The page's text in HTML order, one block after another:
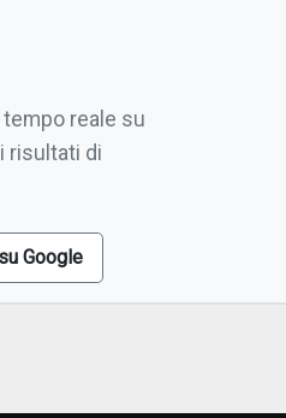
reale su
risultati di
Google